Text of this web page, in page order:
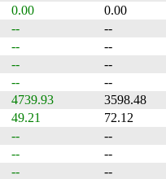
0.00
0.00
--
--
--
--
--
--
--
--
4739.93
3598.48
49.21
72.12
--
--
--
--
--
--